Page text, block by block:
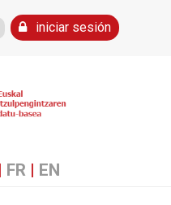
iniciar sesión
| FR | EN